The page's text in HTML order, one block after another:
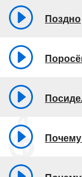
Поздно